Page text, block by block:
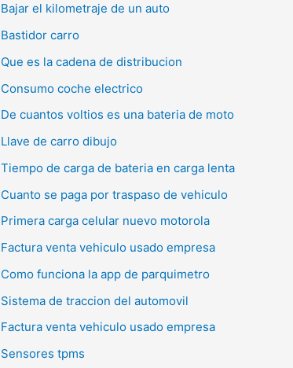
Bajar el kilometraje de un auto
Bastidor carro
Que es la cadena de distribucion
Consumo coche electrico
De cuantos voltios es una bateria de moto
Llave de carro dibujo
Tiempo de carga de bateria en carga lenta
Cuanto se paga por traspaso de vehiculo
Primera carga celular nuevo motorola
Factura venta vehiculo usado empresa
Como funciona la app de parquimetro
Sistema de traccion del automovil
Factura venta vehiculo usado empresa
Sensores tpms